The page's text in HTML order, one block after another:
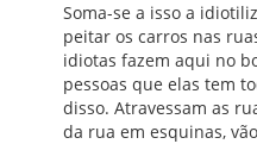
Soma-se a isso a
peitar os carros nas
idiotas fazem aqui no
pessoas que elas tem
disso. Atravessam as
da rua em esquinas,